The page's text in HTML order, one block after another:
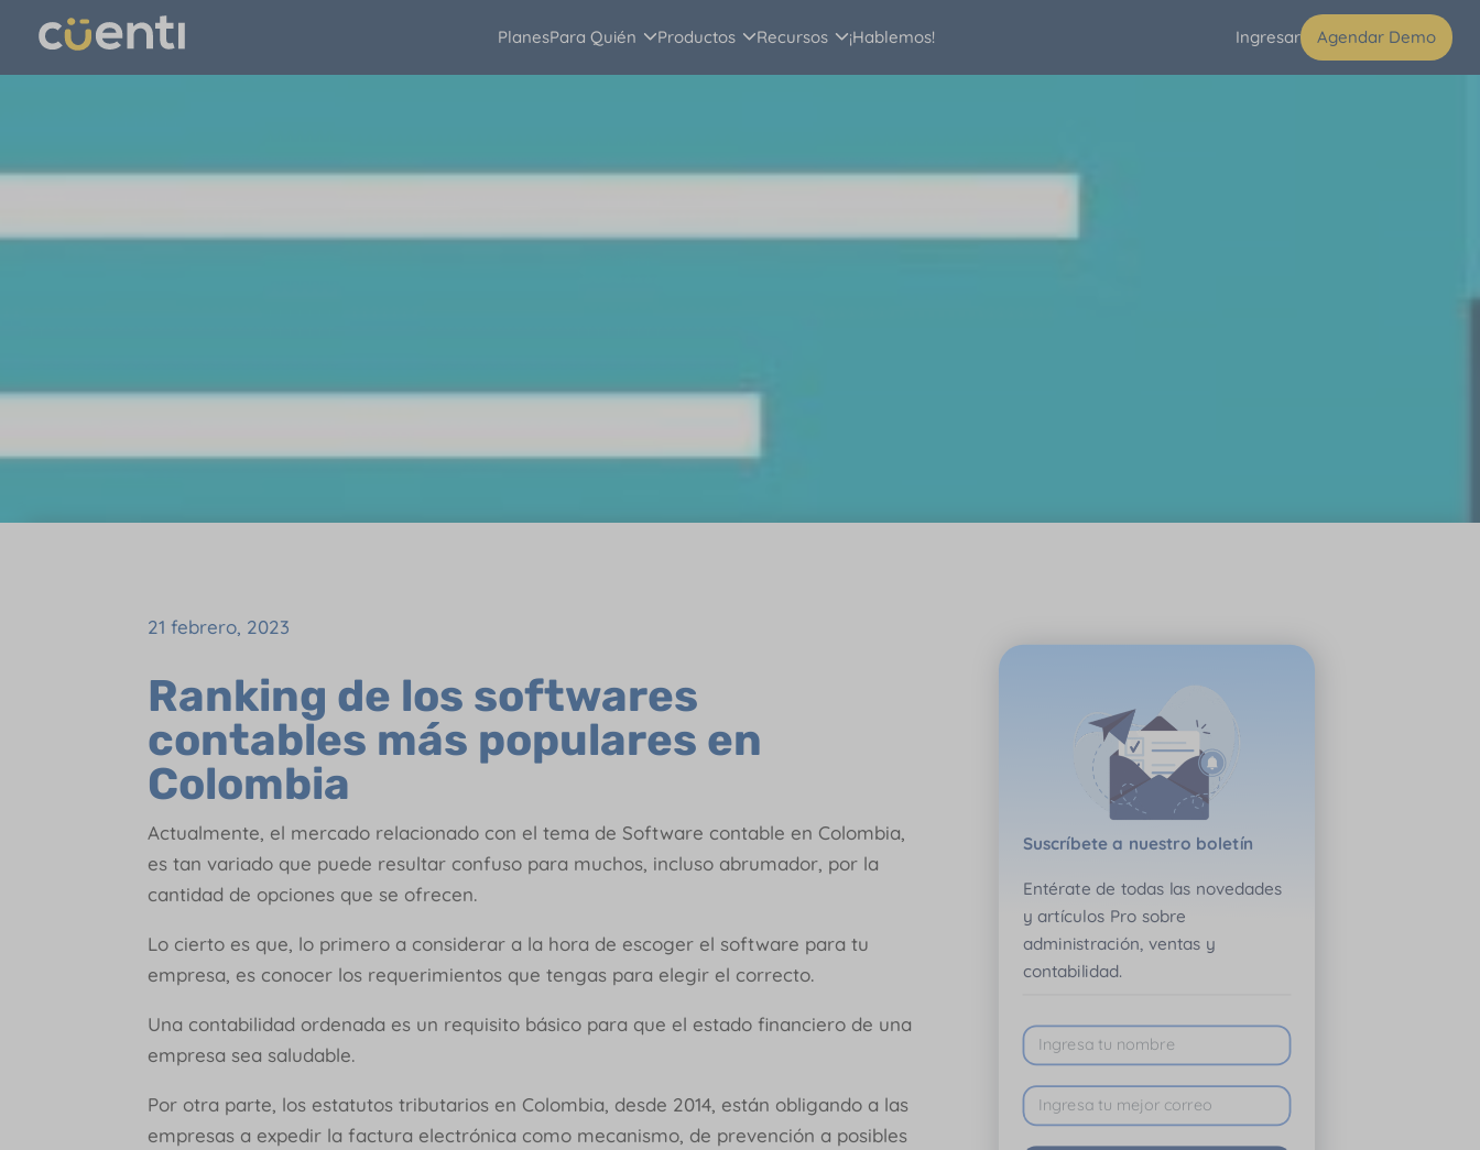
PlanesPara Quién Productos Recursos ¡Hablemos! Ingresar Agendar Demo
21 febrero, 2023
Ranking de los softwares
contables más populares en
Colombia
Actualmente, el mercado relacionado con el tema de Software contable en Colombia,
es tan variado que puede resultar confuso para muchos, incluso abrumador, por la
cantidad de opciones que se ofrecen.
Lo cierto es que, lo primero a considerar a la hora de escoger el software para tu
empresa, es conocer los requerimientos que tengas para elegir el correcto.
Una contabilidad ordenada es un requisito básico para que el estado financiero de una
empresa sea saludable.
Por otra parte, los estatutos tributarios en Colombia, desde 2014, están obligando a las
empresas a expedir la factura electrónica como mecanismo, de prevención a posibles
Suscríbete a nuestro boletín
Entérate de todas las novedades
y artículos Pro sobre
administración, ventas y
contabilidad.